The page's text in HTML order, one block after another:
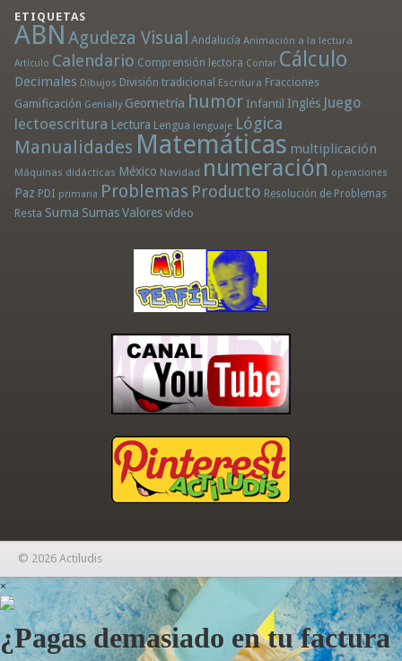
ETIQUETAS
ABN Agudeza Visual Andalucía Animación a la lectura
Artículo Calendario Comprensión lectora Contar Cálculo
Decimales Dibujos División tradicional Escritura Fracciones
Gamificación Genially Geometría humor Infantil Inglés Juego
lectoescritura Lectura Lengua lenguaje Lógica
Manualidades Matemáticas multiplicación
Máquinas didácticas México Navidad numeración operaciones
Paz PDI primaria Problemas Producto Resolución de Problemas
Resta Suma Sumas Valores vídeo
© 2026 Actiludis
×
¿Pagas demasiado en tu factura